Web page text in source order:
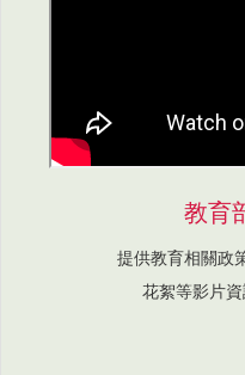
教育
提供教育相關政
花絮等影片資